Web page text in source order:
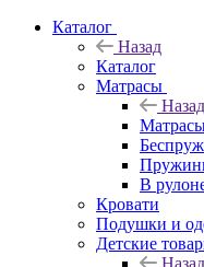
Каталог
Назад
Каталог
Матрасы
Назад
В
Кровати
Подушки и
Детские
Назад